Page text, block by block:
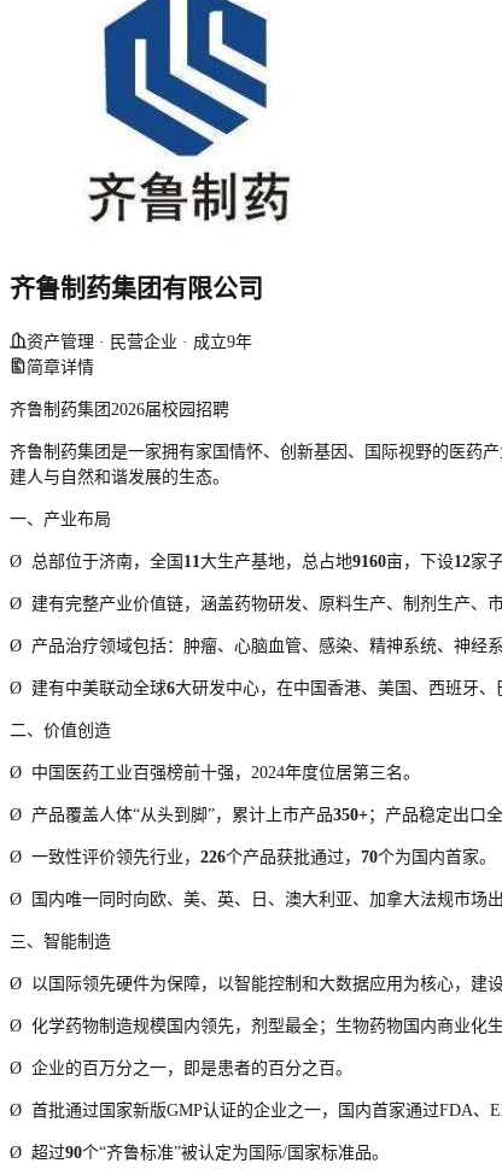
齐鲁制药集团有限公司
资产管理 · 民营企业 · 成立9年
简章详情
齐鲁制药集团2026届校园招聘
齐鲁制药集团是一家拥有家国情怀、创新基因、国际视野的医药
建人与自然和谐发展的生态。
一、产业布局
Ø 总部位于济南，全国 11大生产基地，总占地9160亩，下设12家
Ø 建有完整产业价值链，涵盖药物研发、原料生产、制剂生产、市
Ø 产品治疗领域包括：肿瘤、心脑血管、感染、精神系统、神经
Ø 建有中美联动全球6大研发中心，在中国香港、美国、西班牙
二、价值创造
Ø 中国医药工业百强榜前十强，2024年度位居第三名。
Ø 产品覆盖人体“从头到脚”，累计上市产品350+；产品稳定出口
Ø 一致性评价领先行业， 226个产品获批通过， 70个为国内首家。
Ø 国内唯一同时向欧、美、英、日、澳大利亚、加拿大法规市场
三、智能制造
Ø 以国际领先硬件为保障，以智能控制和大数据应用为核心，建
Ø 化学药物制造规模国内领先，剂型最全；生物药物国内商业化
Ø 企业的百万分之一，即是患者的百分之百。
Ø 首批通过国家新版GMP认证的企业之一，国内首家通过FDA、
Ø 超过90个“齐鲁标准”被认定为国际/国家标准品。